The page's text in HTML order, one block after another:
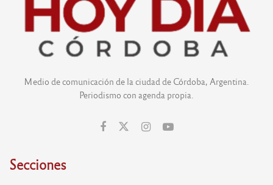
Medio de comunicación de la ciudad de Córdoba, Argentina.
Periodismo con agenda propia.
Secciones